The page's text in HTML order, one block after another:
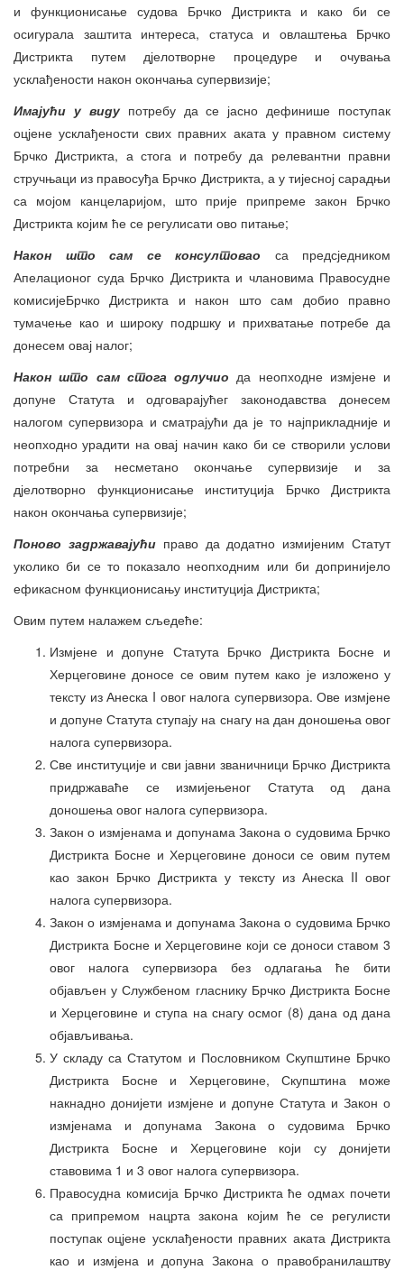
и функционисање судова Брчко Дистрикта и како би се
осигурала заштита интереса, статуса и овлаштења Брчко
Дистрикта путем дјелотворне процедуре и очувања
усклађености након окончања супервизије;
Имајући у виду потребу да се јасно дефинише поступак
оцјене усклађености свих правних аката у правном систему
Брчко Дистрикта, а стога и потребу да релевантни правни
стручњаци из правосуђа Брчко Дистрикта, а у тијесној сарадњи
са мојом канцеларијом, што прије припреме закон Брчко
Дистрикта којим ће се регулисати ово питање;
Након што сам се консултовао са предсједником
Апелационог суда Брчко Дистрикта и члановима Правосудне
комисијеБрчко Дистрикта и након што сам добио правно
тумачење као и широку подршку и прихватање потребе да
донесем овај налог;
Након што сам стога одлучио да неопходне измјене и
допуне Статута и одговарајућег законодавства донесем
налогом супервизора и сматрајући да је то најприкладније и
неопходно урадити на овај начин како би се створили услови
потребни за несметано окончање супервизије и за
дјелотворно функционисање институција Брчко Дистрикта
након окончања супервизије;
Поново задржавајућиправо да додатно измијеним Статут
уколико би се то показало неопходним или би допринијело
ефикасном функционисању институција Дистрикта;
Овим путем налажем сљедеће:
Измјене и допуне Статута Брчко Дистрикта Босне и
Херцеговине доносе се овим путем како је изложено у
тексту из Анеска I овог налога супервизора. Ове измјене
и допуне Статута ступају на снагу на дан доношења овог
налога супервизора.
Све институције и сви јавни званичници Брчко Дистрикта
придржаваће се измијењеног Статута од дана
доношења овог налога супервизора.
Закон о измјенама и допунама Закона о судовима Брчко
Дистрикта Босне и Херцеговине доноси се овим путем
као закон Брчко Дистрикта у тексту из Анеска II овог
налога супервизора.
Закон о измјенама и допунама Закона о судовима Брчко
Дистрикта Босне и Херцеговине који се доноси ставом 3
овог налога супервизора без одлагања ће бити
објављен у Службеном гласнику Брчко Дистрикта Босне
и Херцеговине и ступа на снагу осмог (8) дана од дана
објављивања.
У складу са Статутом и Пословником Скупштине Брчко
Дистрикта Босне и Херцеговине, Скупштина може
накнадно донијети измјене и допуне Статута и Закон о
измјенама и допунама Закона о судовима Брчко
Дистрикта Босне и Херцеговине који су донијети
ставовима 1 и 3 овог налога супервизора.
Правосудна комисија Брчко Дистрикта ће одмах почети
са припремом нацрта закона којим ће се регулисти
поступак оцјене усклађености правних аката Дистрикта
као и измјена и допуна Закона о правобранилаштву